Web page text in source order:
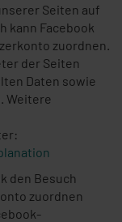
Seiten auf
kann Facebook
zuordnen.
der Seiten
Daten sowie
Weitere
den Besuch
zuordnen